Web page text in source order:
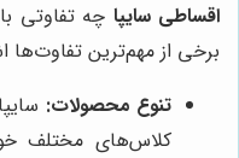
اقساطی سایپا چه تفاوتی
برخی از مهم‌ترین تفاوت‌ها
تنوع محصولات:
کلاس‌های مختلف